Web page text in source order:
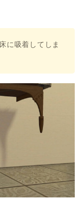
に吸着してしま